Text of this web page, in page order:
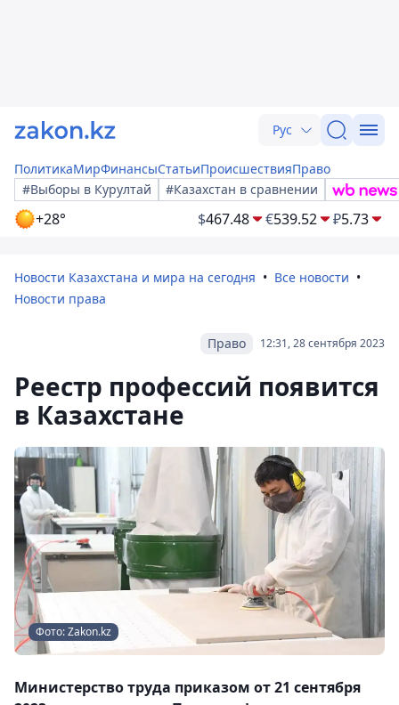
Рус
ПолитикаМирФинансыСтатьиПроисшествияПраво
#Выборы в Курултай
#Казахстан в сравнении
+28° $467.48 €539.52 ₽5.73
Новости Казахстана и мира на сегодня
Все новости
Новости права
12:31, 28 сентября 2023
Право
Реестр профессий появится
в Казахстане
Фото: Zakon.kz
Министерство труда приказом от 21 сентября